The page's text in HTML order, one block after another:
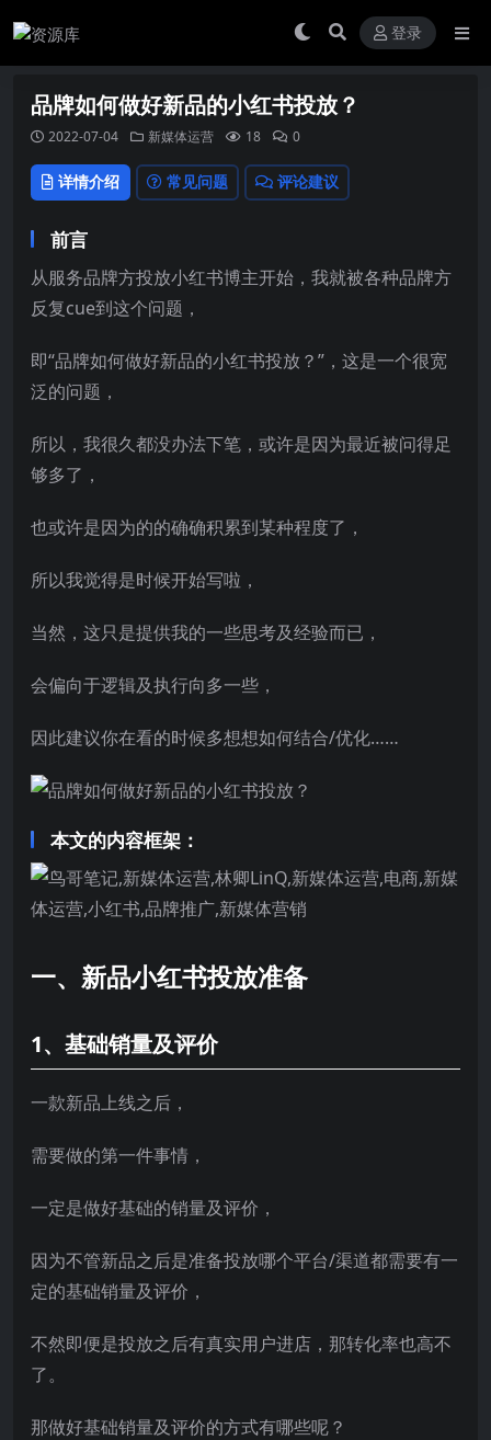
登录
品牌如何做好新品的小红书投放？
2022-07-04 新媒体运营 18 0
详情介绍 常见问题 评论建议
前言
从服务品牌方投放小红书博主开始，我就被各种品牌方
反复cue到这个问题，
即“品牌如何做好新品的小红书投放 ？”，这是一个很宽
泛的问题，
所以，我很久都没办法下笔，或许是因为最近被问得足
够多了，
也或许是因为的的确确积累到某种程度了，
所以我觉得是时候开始写啦，
当然，这只是提供我的一些思考及经验而已，
会偏向于逻辑及执行向多一些，
因此建议你在看的时候多想想如何结合/优化……
本文的内容框架：
一、新品小红书投放准备
1、基础销量及评价
一款新品上线之后，
需要做的第一件事情，
一定是做好基础的销量及评价，
因为不管新品之后是准备投放哪个平台/渠道都需要有一
定的基础销量及评价，
不然即便是投放之后有真实用户进店，那转化率也高不
了。
那做好基础销量及评价的方式有哪些呢？